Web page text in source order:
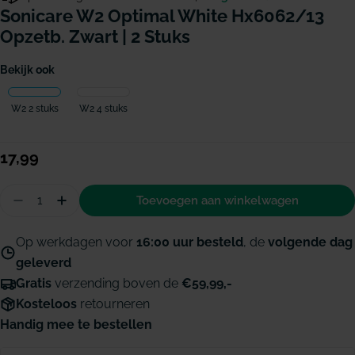
Sonicare W2 Optimal White Hx6062/13
Opzetb. Zwart | 2 Stuks
Bekijk ook
W2 2 stuks W2 4 stuks
Normale
17,99
Hoeveelheid
Aantal verminderen voor Sonicare W2 Optimal
Hoeveelheid verhogen voor Sonicare W2
Toevoegen aan winkelwagen
Op werkdagen voor 16:00 uur besteld, de volgende dag
geleverd
Gratis verzending boven de €59,99,-
Kosteloos retourneren
Handig mee te bestellen